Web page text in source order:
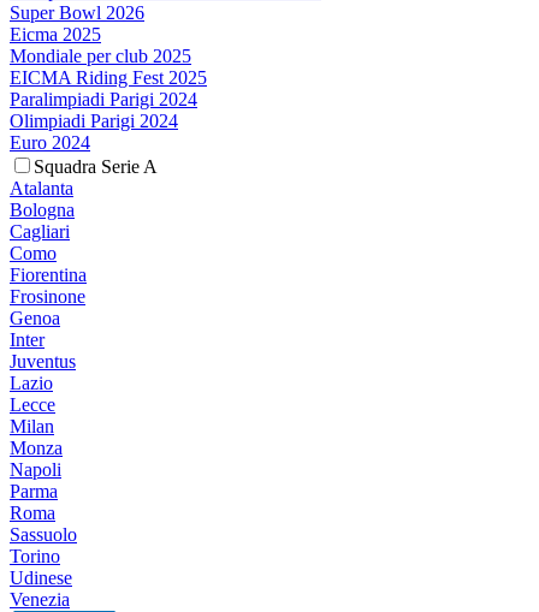
Super Bowl 2026
Eicma 2025
Mondiale per club 2025
EICMA Riding Fest 2025
Paralimpiadi Parigi 2024
Olimpiadi Parigi 2024
Euro 2024
Squadra Serie A
Atalanta
Bologna
Cagliari
Como
Fiorentina
Frosinone
Genoa
Inter
Juventus
Lazio
Lecce
Milan
Monza
Napoli
Parma
Roma
Sassuolo
Torino
Udinese
Venezia